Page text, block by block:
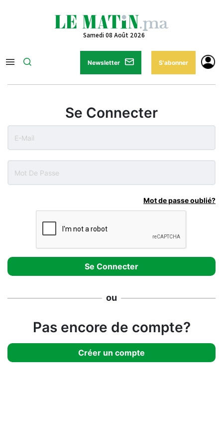
Samedi 08 Août 2026
Newsletter S'abonner
Se Connecter
Mot de passe oublié?
ou
Pas encore de compte?
Créer un compte